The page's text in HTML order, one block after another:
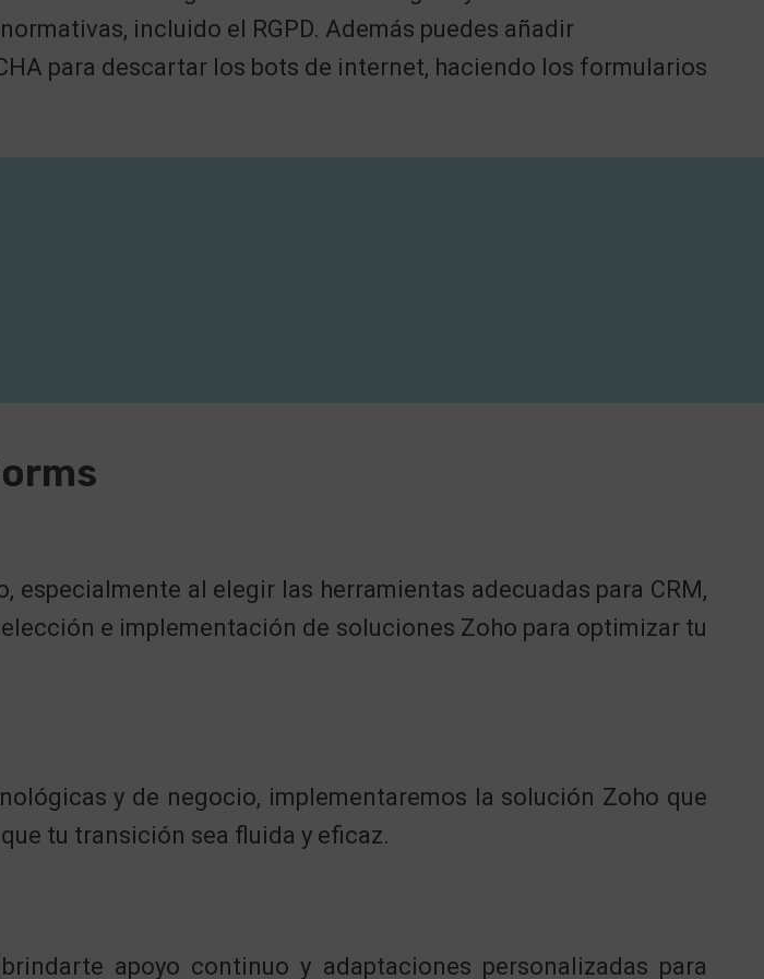
incluido el RGPD. Además puedes añadir
para descartar los bots de internet, haciendo los formularios
al elegir las herramientas adecuadas para CRM,
e implementación de soluciones Zoho para optimizar tu
y de negocio, implementaremos la solución Zoho que
tu transición sea fluida y eficaz.
apoyo continuo y adaptaciones personalizadas para